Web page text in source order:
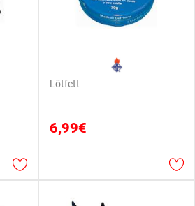
Lötfett
6,99€